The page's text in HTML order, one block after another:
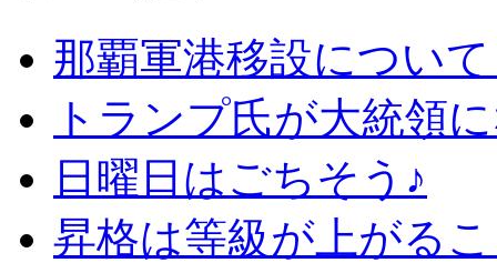
那覇軍港移設につい
トランプ氏が大統領
日曜日はごちそう♪
昇格は等級が上がる